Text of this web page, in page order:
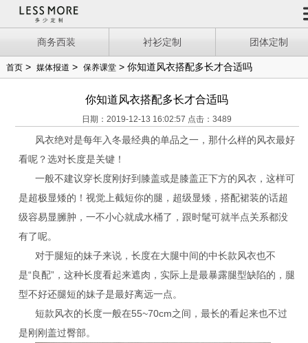
商务西装 衬衫定制 团体定制
首页> 媒体报道 > 保养课堂> 你知道风衣搭配多长才合适吗
你知道风衣搭配多长才合适吗
日期：2019-12-13 16:02:57 点击：3489
风衣绝对是每年入冬最经典的单品之一，那什么样的风衣最好
看呢？选对长度是关键！
一般不建议穿长度刚好到膝盖或是膝盖正下方的风衣，这样可
是超极显矮的！视觉上截短你的腿，超级显矮，搭配裙装的话超
级容易显臃肿，一不小心就成水桶了，跟时髦可就半点关系都没
有了呢。
对于腿短的妹子来说，长度在大腿中间的中长款风衣也不
是“良配”，这种长度看起来遮肉，实际上是最暴露腿型缺陷的，腿
型不好还腿短的妹子是最好离远一点。
短款风衣的长度一般在55~70cm之间，最长的看起来也不过
是刚刚盖过臀部。